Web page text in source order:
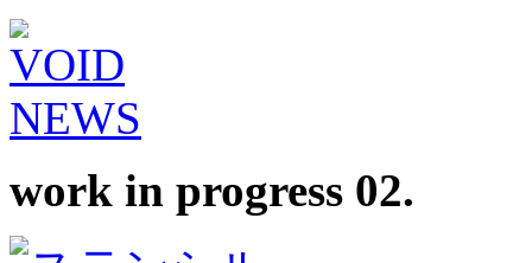
work in progress 02.